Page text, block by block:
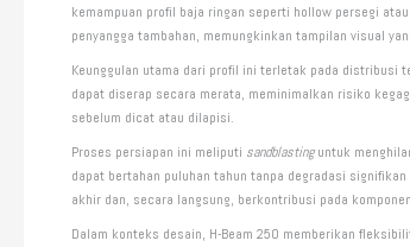
kemampuan profil baja ringan seperti hollow persegi
penyangga tambahan, memungkinkan tampilan visual
Keunggulan utama dari profil ini terletak pada distribusi
dapat diserap secara merata, meminimalkan risiko
sebelum dicat atau dilapisi.
Proses persiapan ini meliputi sandblastinguntuk
dapat bertahan puluhan tahun tanpa degradasi
akhir dan, secara langsung, berkontribusi pada
Dalam konteks desain, H-Beam 250 memberikan